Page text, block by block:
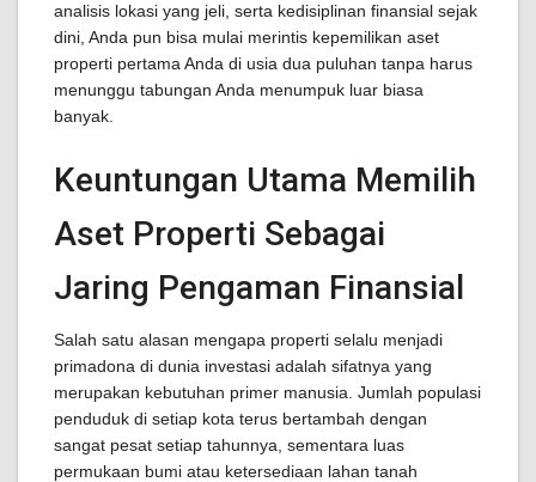
analisis lokasi yang jeli, serta kedisiplinan finansial sejak
dini, Anda pun bisa mulai merintis kepemilikan aset
properti pertama Anda di usia dua puluhan tanpa harus
menunggu tabungan Anda menumpuk luar biasa
banyak.
Keuntungan Utama Memilih
Aset Properti Sebagai
Jaring Pengaman Finansial
Salah satu alasan mengapa properti selalu menjadi
primadona di dunia investasi adalah sifatnya yang
merupakan kebutuhan primer manusia. Jumlah populasi
penduduk di setiap kota terus bertambah dengan
sangat pesat setiap tahunnya, sementara luas
permukaan bumi atau ketersediaan lahan tanah